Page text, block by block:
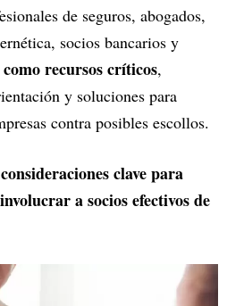
de seguros, abogados,
socios bancarios y
recursos críticos,
y soluciones para
contra posibles escollos.
clave para
a socios efectivos de